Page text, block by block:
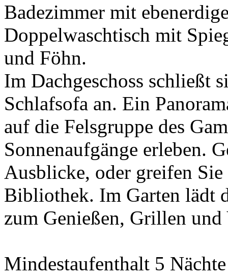
Badezimmer mit
Doppelwaschtisch mit
und Föhn.
Im Dachgeschoss schließt
Schlafsofa an. Ein
auf die Felsgruppe des
Sonnenaufgänge erleben.
Ausblicke, oder greifen
Bibliothek. Im Garten lädt
zum Genießen, Grillen
Mindestaufenthalt 5